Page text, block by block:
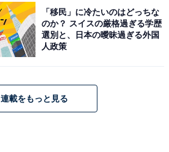
「移民」に冷たいのはどっちな
のか？ スイスの厳格過ぎる学歴
選別と、日本の曖昧過ぎる外国
人政策
連載をもっと見る